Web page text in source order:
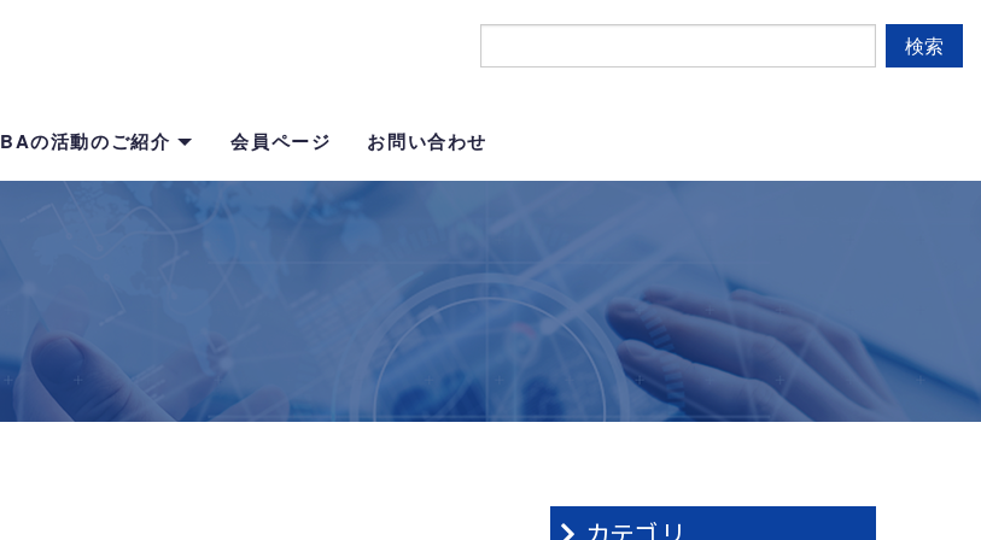
BAの活動のご紹介 会員ページ お問い合わせ
検索
カテゴリ